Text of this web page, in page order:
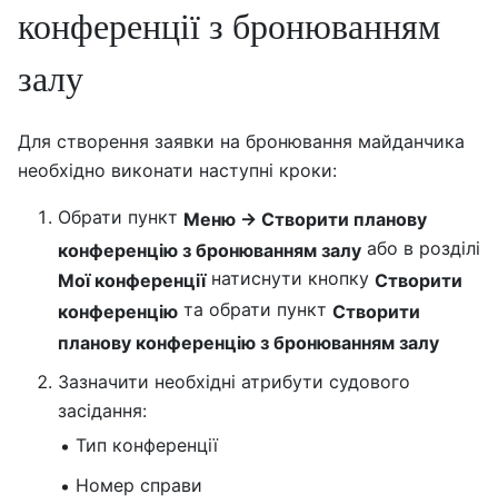
конференції з бронюванням
залу
Для створення заявки на бронювання майданчика
необхідно виконати наступні кроки:
Обрати пункт Меню → Створити планову
конференцію з бронюванням залу або в розділі
Мої конференціїнатиснути кнопку Створити
конференцію та обрати пункт Створити
планову конференцію з бронюванням залу
Зазначити необхідні атрибути судового
засідання:
Тип конференції
Номер справи